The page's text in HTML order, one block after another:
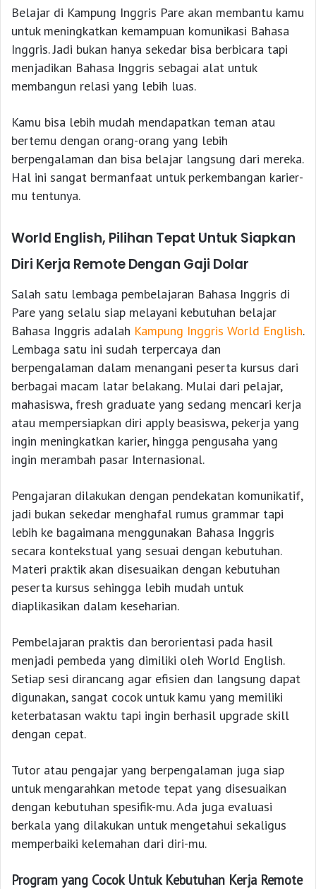
Belajar di Kampung Inggris Pare akan membantu kamu
untuk meningkatkan kemampuan komunikasi Bahasa
Inggris. Jadi bukan hanya sekedar bisa berbicara tapi
menjadikan Bahasa Inggris sebagai alat untuk
membangun relasi yang lebih luas.
Kamu bisa lebih mudah mendapatkan teman atau
bertemu dengan orang-orang yang lebih
berpengalaman dan bisa belajar langsung dari mereka.
Hal ini sangat bermanfaat untuk perkembangan karier-
mu tentunya.
World English, Pilihan Tepat Untuk Siapkan
Diri Kerja Remote Dengan Gaji Dolar
Salah satu lembaga pembelajaran Bahasa Inggris di
Pare yang selalu siap melayani kebutuhan belajar
Bahasa Inggris adalah Kampung Inggris World English.
Lembaga satu ini sudah terpercaya dan
berpengalaman dalam menangani peserta kursus dari
berbagai macam latar belakang. Mulai dari pelajar,
mahasiswa, fresh graduate yang sedang mencari kerja
atau mempersiapkan diri apply beasiswa, pekerja yang
ingin meningkatkan karier, hingga pengusaha yang
ingin merambah pasar Internasional.
Pengajaran dilakukan dengan pendekatan komunikatif,
jadi bukan sekedar menghafal rumus grammar tapi
lebih ke bagaimana menggunakan Bahasa Inggris
secara kontekstual yang sesuai dengan kebutuhan.
Materi praktik akan disesuaikan dengan kebutuhan
peserta kursus sehingga lebih mudah untuk
diaplikasikan dalam keseharian.
Pembelajaran praktis dan berorientasi pada hasil
menjadi pembeda yang dimiliki oleh World English.
Setiap sesi dirancang agar efisien dan langsung dapat
digunakan, sangat cocok untuk kamu yang memiliki
keterbatasan waktu tapi ingin berhasil upgrade skill
dengan cepat.
Tutor atau pengajar yang berpengalaman juga siap
untuk mengarahkan metode tepat yang disesuaikan
dengan kebutuhan spesifik-mu. Ada juga evaluasi
berkala yang dilakukan untuk mengetahui sekaligus
memperbaiki kelemahan dari diri-mu.
Program yang Cocok Untuk Kebutuhan Kerja Remote